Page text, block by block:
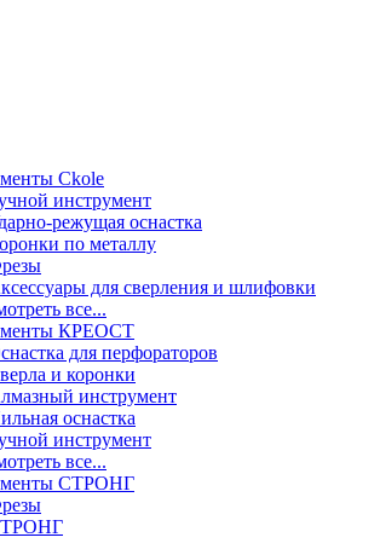
Ckole
инструмент
оснастка
по металлу
для сверления и шлифовки
все...
КРЕОСТ
для перфораторов
и коронки
инструмент
оснастка
инструмент
все...
СТРОНГ